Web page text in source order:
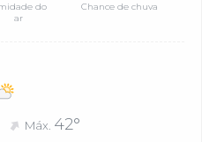
do
ar
Chance de chuva
Máx. 42°